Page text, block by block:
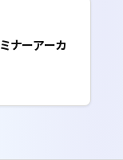
ーアーカ